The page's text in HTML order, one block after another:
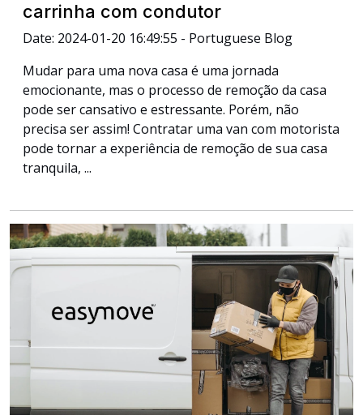
carrinha com condutor
Date: 2024-01-20 16:49:55 - Portuguese Blog
Mudar para uma nova casa é uma jornada
emocionante, mas o processo de remoção da casa
pode ser cansativo e estressante. Porém, não
precisa ser assim! Contratar uma van com motorista
pode tornar a experiência de remoção de sua casa
tranquila, ...